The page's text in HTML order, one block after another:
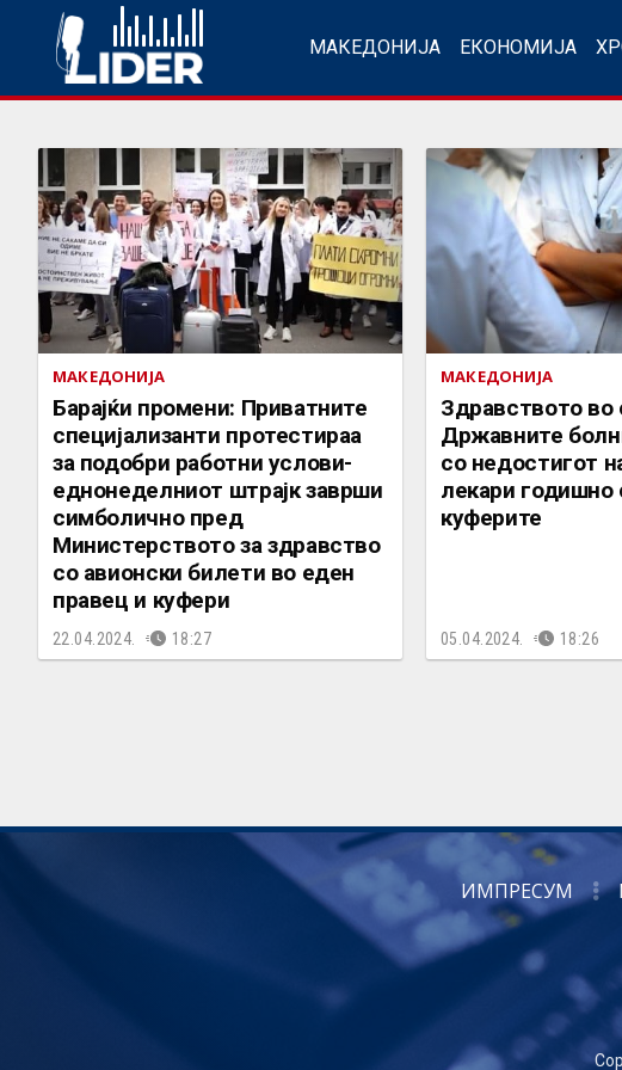
МАКЕДОНИЈА ЕКОНОМИЈА
МАКЕДОНИЈА
Барајќи промени: Приватните
специјализанти протестираа
за подобри работни услови-
еднонеделниот штрајк заврши
симболично пред
Министерството за здравство
со авионски билети во еден
правец и куфери
22.04.2024. 18:27
МАКЕДОНИЈА
Здравството во
Државните
со недостигот
лекари годишно
куферите
05.04.2024. 18:26
ИМПРЕСУМ